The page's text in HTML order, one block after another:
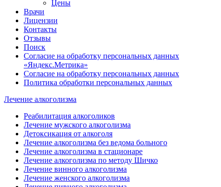
Цены
Врачи
Лицензии
Контакты
Отзывы
Поиск
Согласие на обработку персональных данных
«Яндекс.Метрика»
Согласие на обработку персональных данных
Политика обработки персональных данных
Лечение алкоголизма
Реабилитация алкоголиков
Лечение мужского алкоголизма
Детоксикация от алкоголя
Лечение алкоголизма без ведома больного
Лечение алкоголизма в стационаре
Лечение алкоголизма по методу Шичко
Лечение винного алкоголизма
Лечение женского алкоголизма